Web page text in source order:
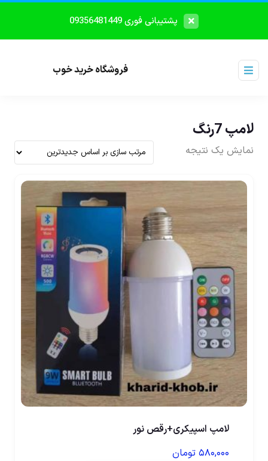
پشتیبانی فوری 09356481449
فروشگاه خرید خوب
لامپ 7رنگ
نمایش یک نتیجه
لامپ اسپیکری+رقص نور
۵۸۰,۰۰۰ تومان